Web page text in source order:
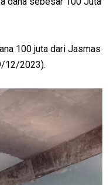
100 juta dari Jasmas
12/2023).